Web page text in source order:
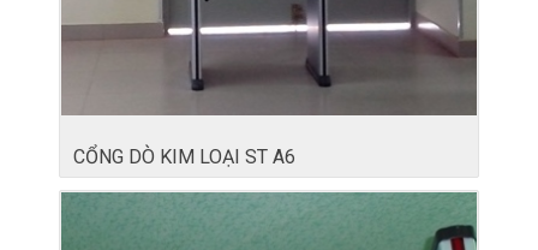
CỔNG DÒ KIM LOẠI ST A6